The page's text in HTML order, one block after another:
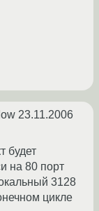
23.11.2006
будет
на 80 порт
3128
цикле